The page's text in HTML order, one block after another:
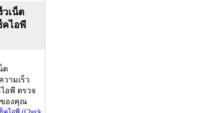
วเน็ต
คไอพี
ต
วามเร็ว
อพี ตรวจ
ของคุณ